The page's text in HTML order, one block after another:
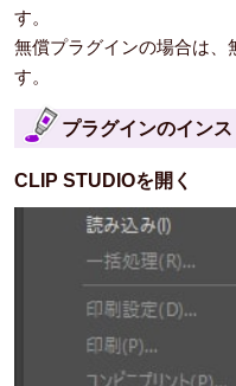
す。
無償プラグインの場合は、
す。
プラグインのイン
CLIP STUDIOを開く